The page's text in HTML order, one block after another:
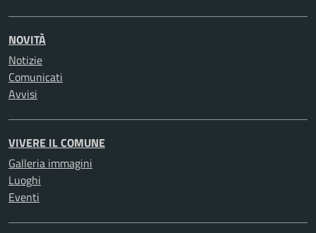
NOVITÀ
Notizie
Comunicati
Avvisi
VIVERE IL COMUNE
Galleria immagini
Luoghi
Eventi